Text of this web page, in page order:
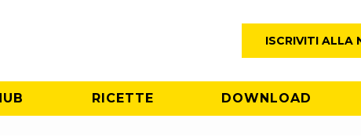
ISCRIVITI ALLA
RICETTE DOWNLOAD